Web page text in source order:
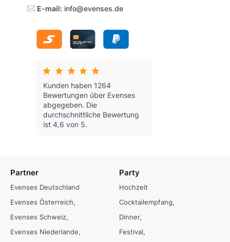
E-mail: info@evenses.de
Kunden haben 1264
Bewertungen über Evenses
abgegeben. Die
durchschnittliche Bewertung
ist 4,6 von 5.
Partner
Evenses Deutschland
Evenses Österreich
Evenses Schweiz
Evenses Niederlande
Party
Hochzeit
Cocktailempfang
Dinner
Festival